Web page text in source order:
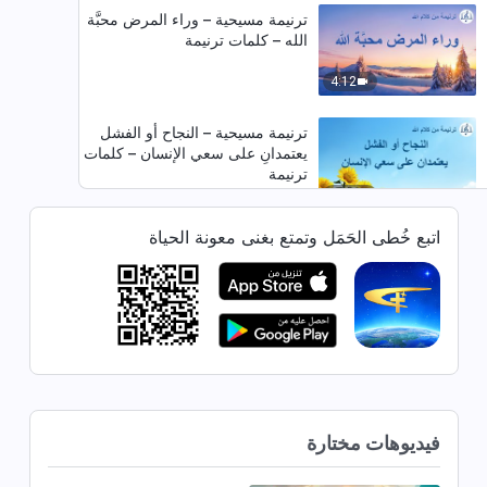
4:12
ترنيمة مسيحية – وراء المرض محبَّة
الله – كلمات ترنيمة
3:12
ترنيمة مسيحية – النجاح أو الفشل
يعتمدانِ على سعي الإنسان – كلمات
ترنيمة
ترنيمة مسيحية – الله وحده عنده
طريق الحياة – كلمات ترنيمة
الله في الأيام الأخيرة
ترنيمة مسيحية – لا يكمّل الله سوى
اتبع خُطى الحَمَل وتمتع بغنى معونة الحياة
فيديوهات مختارة